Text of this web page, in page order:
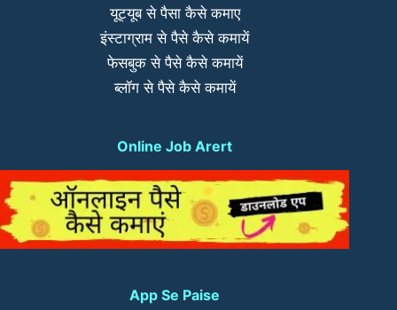
यूट्यूब से पैसा कैसे कमाए
इंस्टाग्राम से पैसे कैसे कमायें
फेसबुक से पैसे कैसे कमायें
ब्लॉग से पैसे कैसे कमायें
Online Job Arert
App Se Paise